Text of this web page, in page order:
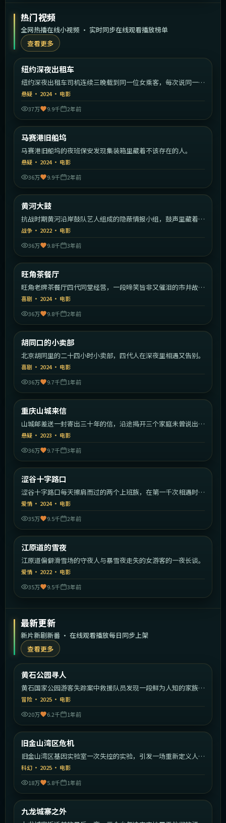
热门视频
全网热播在线小视频 · 实时同步在线观看播放榜单
查看更多
热门
纽约深夜出租车
纽约深夜出租车司机连续三晚载到同一位女乘客，每次说同一句
话。
悬疑 · 2024· 电影
37万
9.9千 2年前
热门
马赛港旧船坞
马赛港旧船坞的夜班保安发现集装箱里藏着不该存在的人。
悬疑 · 2024· 电影
36万
9.9千 2年前
热门
黄河大鼓
抗战时期黄河沿岸鼓队艺人组成的隐蔽情报小组，鼓声里藏着一
支军队的密码。
战争 · 2022· 电影
36万
9.8千 3年前
热门
旺角茶餐厅
旺角老牌茶餐厅四代同堂经营，一段啼笑皆非又催泪的市井故
事。
喜剧 · 2024· 电影
36万
9.8千 2年前
热门
胡同口的小卖部
北京胡同里的二十四小时小卖部，四代人在深夜里相遇又告别。
喜剧 · 2024· 电影
36万
9.7千 1年前
热门
重庆山城来信
山城邮差送一封寄出三十年的信，沿途揭开三个家庭未曾说出口
的秘密。
悬疑 · 2023 · 电影
36万
9.7千 3年前
热门
涩谷十字路口
涩谷十字路口每天擦肩而过的两个上班族，在第一千次相遇时终
于停下。
爱情 · 2024· 电影
35万
9.5千 2年前
热门
江原道的雪夜
江原道偏僻滑雪场的守夜人与暴雪夜走失的女游客的一夜长谈。
爱情 · 2022· 电影
35万
9.5千 3年前
最新更新
新片新剧新番 · 在线观看播放每日同步上架
查看更多
最新
黄石公园寻人
黄石国家公园游客失踪案中救援队员发现一段鲜为人知的家族秘
密。
冒险 · 2025 · 电影
20万
6.2千 1年前
最新
旧金山湾区危机
旧金山湾区基因实验室一次失控的实验，引发一场重新定义人类
的危机。
科幻 · 2025 · 电影
18万
5.8千 1年前
最新
九龙城寨之外